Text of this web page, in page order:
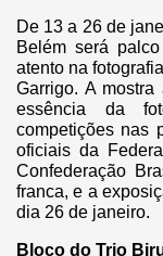
De 13 a 26 de
Belém será
atento na
Garrigo. A
essência da
competições nas
oficiais da
Confederação
franca, e a
dia 26 de janeiro.
Bloco do Trio